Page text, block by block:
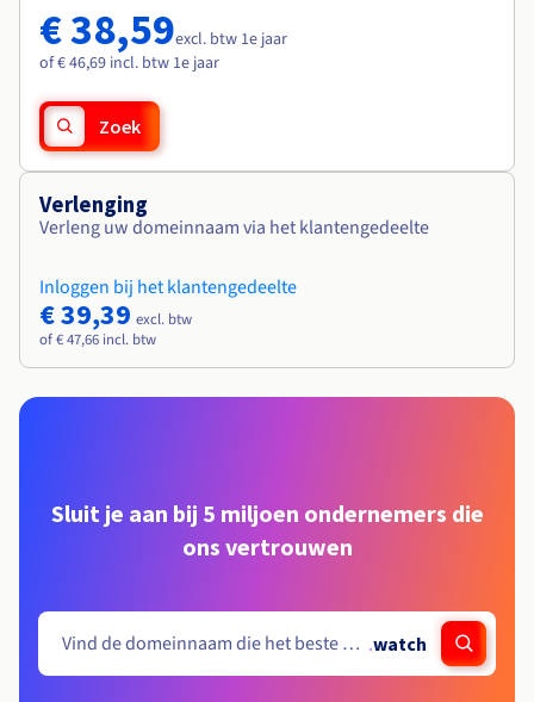
€ 38,59excl. btw 1e jaar
of € 46,69 incl. btw 1e jaar
Zoek
Verlenging
Verleng uw domeinnaam via het klantengedeelte
Inloggen bij het klantengedeelte
€ 39,39 excl. btw
of € 47,66 incl. btw
Sluit je aan bij 5 miljoen ondernemers die
ons vertrouwen
.watch